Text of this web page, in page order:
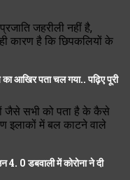
जहरीली नहीं है,
कारण है कि छिपकलियों के
आखिर पता चल गया.. पढ़िए पूरी
जैसे सभी को पता है के कैसे
इलाकों में बल काटने वाले
0 डबवाली में कोरोना ने दी